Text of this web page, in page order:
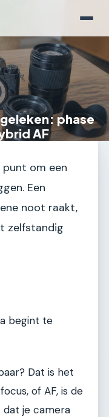
phase
AF
om een
Een
noot raakt,
zelfstandig
begint te
Dat is het
of AF, is de
je camera